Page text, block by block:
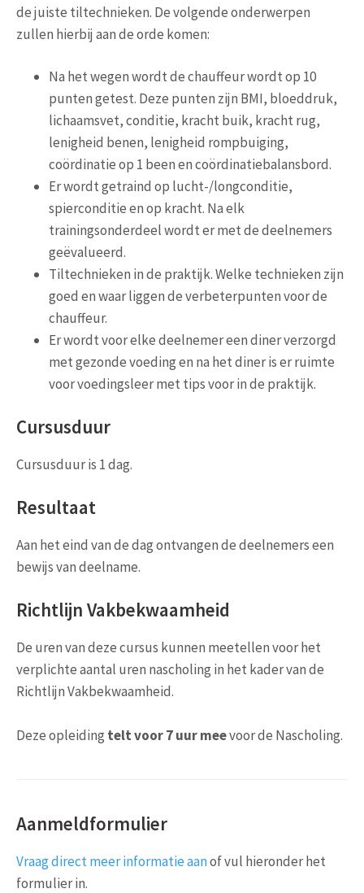
de juiste tiltechnieken. De volgende onderwerpen
zullen hierbij aan de orde komen:
Na het wegen wordt de chauffeur wordt op 10
punten getest. Deze punten zijn BMI, bloeddruk,
lichaamsvet, conditie, kracht buik, kracht rug,
lenigheid benen, lenigheid rompbuiging,
coördinatie op 1 been en coördinatiebalansbord.
Er wordt getraind op lucht-/longconditie,
spierconditie en op kracht. Na elk
trainingsonderdeel wordt er met de deelnemers
geëvalueerd.
Tiltechnieken in de praktijk. Welke technieken zijn
goed en waar liggen de verbeterpunten voor de
chauffeur.
Er wordt voor elke deelnemer een diner verzorgd
met gezonde voeding en na het diner is er ruimte
voor voedingsleer met tips voor in de praktijk.
Cursusduur
Cursusduur is 1 dag.
Resultaat
Aan het eind van de dag ontvangen de deelnemers een
bewijs van deelname.
Richtlijn Vakbekwaamheid
De uren van deze cursus kunnen meetellen voor het
verplichte aantal uren nascholing in het kader van de
Richtlijn Vakbekwaamheid.
Deze opleiding telt voor 7 uur meevoor de Nascholing.
Aanmeldformulier
Vraag direct meer informatie aanof vul hieronder het
formulier in.